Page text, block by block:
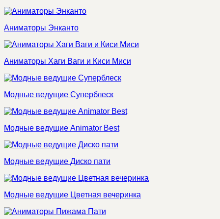
Аниматоры Энканто
Аниматоры Хаги Ваги и Киси Миси
Модные ведущие Суперблеск
Модные ведущие Animator Best
Модные ведущие Диско пати
Модные ведущие Цветная вечеринка